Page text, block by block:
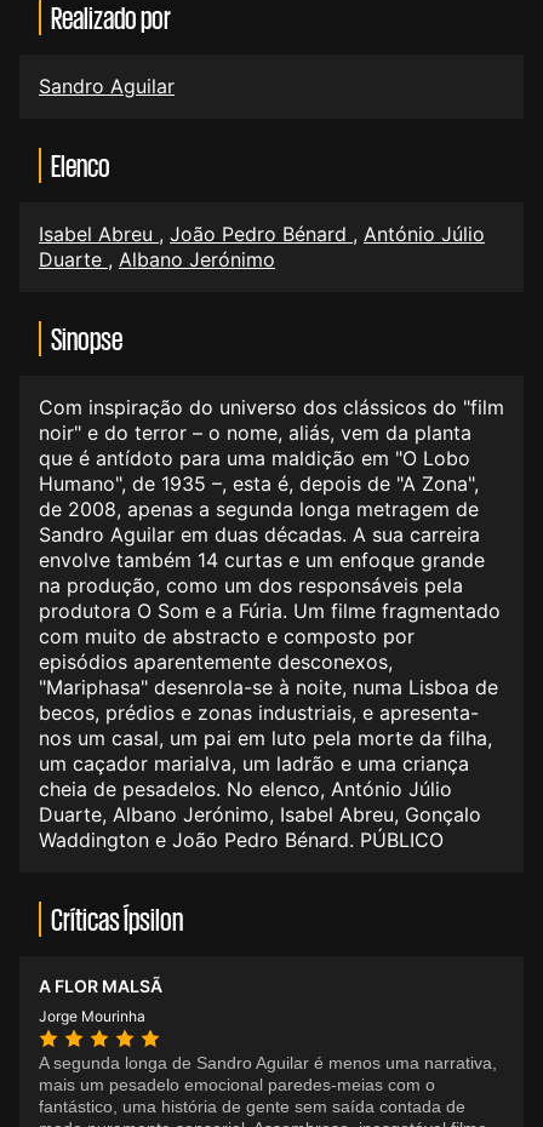
Realizado por
Sandro Aguilar
Elenco
Isabel Abreu , João Pedro Bénard , António Júlio
Duarte , Albano Jerónimo
Sinopse
Com inspiração do universo dos clássicos do "film
noir" e do terror – o nome, aliás, vem da planta
que é antídoto para uma maldição em "O Lobo
Humano", de 1935 –, esta é, depois de "A Zona",
de 2008, apenas a segunda longa metragem de
Sandro Aguilar em duas décadas. A sua carreira
envolve também 14 curtas e um enfoque grande
na produção, como um dos responsáveis pela
produtora O Som e a Fúria. Um filme fragmentado
com muito de abstracto e composto por
episódios aparentemente desconexos,
"Mariphasa" desenrola-se à noite, numa Lisboa de
becos, prédios e zonas industriais, e apresenta-
nos um casal, um pai em luto pela morte da filha,
um caçador marialva, um ladrão e uma criança
cheia de pesadelos. No elenco, António Júlio
Duarte, Albano Jerónimo, Isabel Abreu, Gonçalo
Waddington e João Pedro Bénard. PÚBLICO
Críticas Ípsilon
A FLOR MALSÃ
Jorge Mourinha
A segunda longa de Sandro Aguilar é menos uma narrativa,
mais um pesadelo emocional paredes-meias com o
fantástico, uma história de gente sem saída contada de